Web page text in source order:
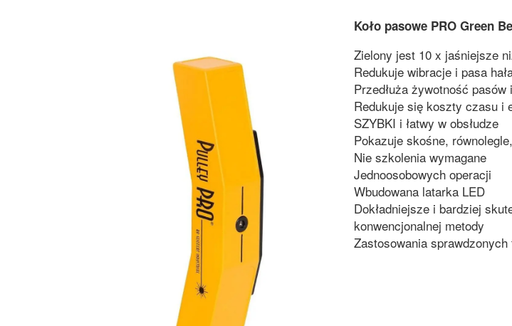
Koło pasowe PRO Green
Zielony jest 10 x jaśniejsze
Redukuje wibracje i pasa
Przedłuża żywotność pasów
Redukuje się koszty czasu i
SZYBKI i łatwy w obsłudze
Pokazuje skośne,
Nie szkolenia wymagane
Jednoosobowych operacji
Wbudowana latarka LED
Dokładniejsze i bardziej
konwencjonalnej metody
Zastosowania